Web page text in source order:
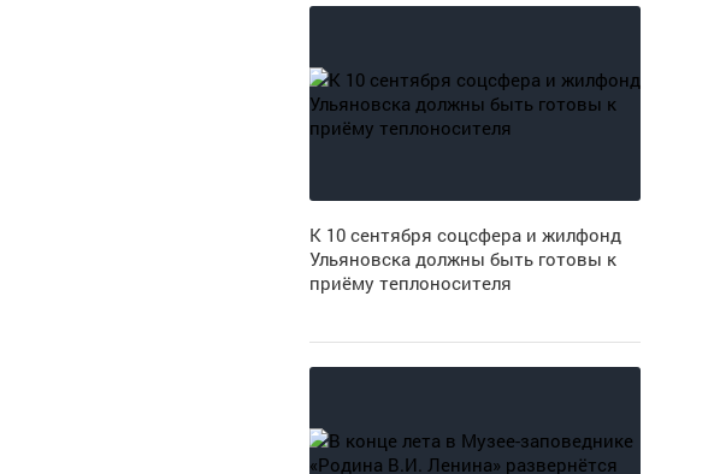
К 10 сентября соцсфера и жилфонд
Ульяновска должны быть готовы к
приёму теплоносителя